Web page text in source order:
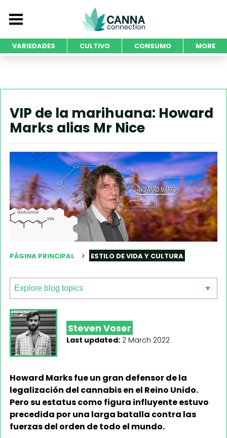
VARIEDADES CULTIVO CONSUMO MORE
VIP de la marihuana: Howard
Marks alias Mr Nice
PÁGINA PRINCIPAL ESTILO DE VIDA Y CULTURA
Steven Voser
Last updated: 2 March 2022
Howard Marks fue un gran defensor de la
legalización del cannabis en el Reino Unido.
Pero su estatus como figura influyente estuvo
precedida por una larga batalla contra las
fuerzas del orden de todo el mundo.